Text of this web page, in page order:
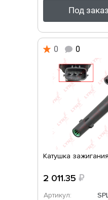
Под заказ
0 0
Катушка
2 011.35 ₽
Артикул: